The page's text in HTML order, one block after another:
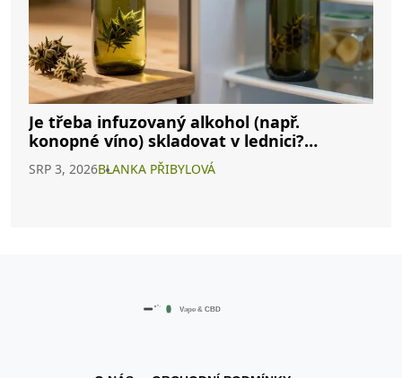
Je třeba infuzovaný alkohol (např.
konopné víno) skladovat v lednici?
Kompletní průvodce
SRP 3, 2026BLANKA PŘIBYLOVÁ